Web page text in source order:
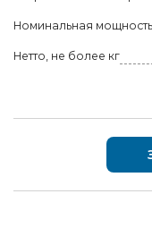
Номинальная
Нетто, не более кг